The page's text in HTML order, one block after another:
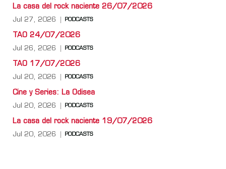
La casa del rock naciente 26/07/2026
Jul 27, 2026 PODCASTS
TAO 24/07/2026
Jul 26, 2026 PODCASTS
TAO 17/07/2026
Jul 20, 2026 PODCASTS
Cine y Series: La Odisea
Jul 20, 2026 PODCASTS
La casa del rock naciente 19/07/2026
Jul 20, 2026 PODCASTS